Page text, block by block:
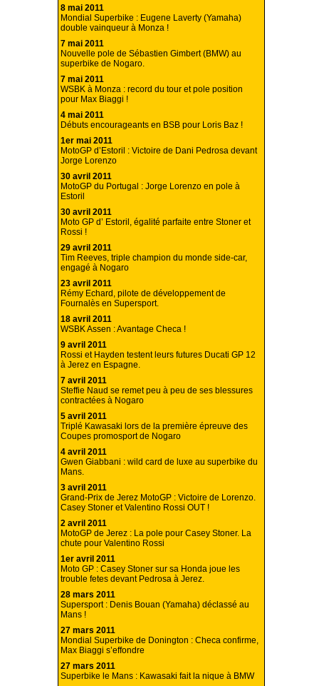
8 mai 2011
Mondial Superbike : Eugene Laverty (Yamaha)
double vainqueur à Monza !
7 mai 2011
Nouvelle pole de Sébastien Gimbert (BMW) au
superbike de Nogaro.
7 mai 2011
WSBK à Monza : record du tour et pole position
pour Max Biaggi !
4 mai 2011
Débuts encourageants en BSB pour Loris Baz !
1er mai 2011
MotoGP d’Estoril : Victoire de Dani Pedrosa devant
Jorge Lorenzo
30 avril 2011
MotoGP du Portugal : Jorge Lorenzo en pole à
Estoril
30 avril 2011
Moto GP d’ Estoril, égalité parfaite entre Stoner et
Rossi !
29 avril 2011
Tim Reeves, triple champion du monde side-car,
engagé à Nogaro
23 avril 2011
Rémy Echard, pilote de développement de
Fournalès en Supersport.
18 avril 2011
WSBK Assen : Avantage Checa !
9 avril 2011
Rossi et Hayden testent leurs futures Ducati GP 12
à Jerez en Espagne.
7 avril 2011
Steffie Naud se remet peu à peu de ses blessures
contractées à Nogaro
5 avril 2011
Triplé Kawasaki lors de la première épreuve des
Coupes promosport de Nogaro
4 avril 2011
Gwen Giabbani : wild card de luxe au superbike du
Mans.
3 avril 2011
Grand-Prix de Jerez MotoGP : Victoire de Lorenzo.
Casey Stoner et Valentino Rossi OUT !
2 avril 2011
MotoGP de Jerez : La pole pour Casey Stoner. La
chute pour Valentino Rossi
1er avril 2011
Moto GP : Casey Stoner sur sa Honda joue les
trouble fetes devant Pedrosa à Jerez.
28 mars 2011
Supersport : Denis Bouan (Yamaha) déclassé au
Mans !
27 mars 2011
Mondial Superbike de Donington : Checa confirme,
Max Biaggi s’effondre
27 mars 2011
Superbike le Mans : Kawasaki fait la nique à BMW